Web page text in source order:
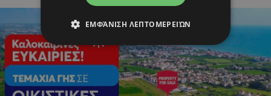
ΕΜΦΆΝΙΣΗ ΛΕΠΤΟΜΕΡΕΙΏΝ